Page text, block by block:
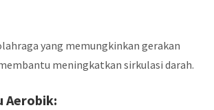
yang memungkinkan gerakan
meningkatkan sirkulasi darah.
Aerobik: